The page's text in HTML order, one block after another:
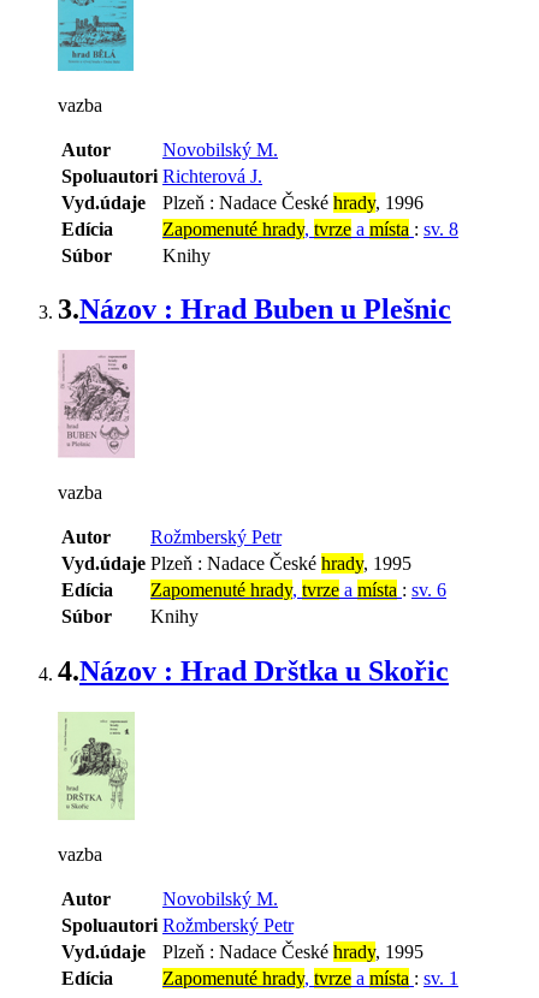
vazba
Autor
Novobilský M.
Spoluautori Richterová J.
Vyd.údaje
Plzeň : Nadace České hrady, 1996
Edícia
Zapomenuté hrady, tvrze a místa : sv. 8
Súbor
Knihy
3.Názov : Hrad Buben u Plešnic
vazba
Autor
Rožmberský Petr
Vyd.údaje Plzeň : Nadace České hrady, 1995
Edícia
Zapomenuté hrady, tvrze a místa : sv. 6
Súbor
Knihy
4.Názov : Hrad Drštka u Skořic
vazba
Autor
Novobilský M.
Spoluautori Rožmberský Petr
Vyd.údaje
Plzeň : Nadace České hrady, 1995
Edícia
Zapomenuté hrady, tvrze a místa : sv. 1